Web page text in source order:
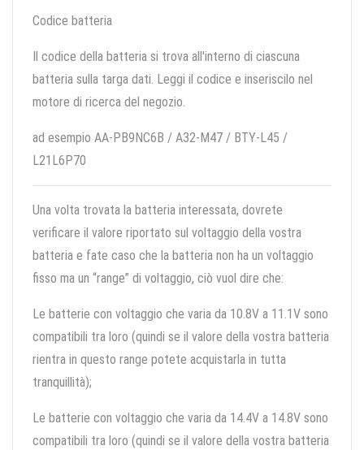
Codice batteria
Il codice della batteria si trova all'interno di ciascuna
batteria sulla targa dati. Leggi il codice e inseriscilo nel
motore di ricerca del negozio.
ad esempio AA-PB9NC6B / A32-M47 / BTY-L45 /
L21L6P70
Una volta trovata la batteria interessata, dovrete
verificare il valore riportato sul voltaggio della vostra
batteria e fate caso che la batteria non ha un voltaggio
fisso ma un “range” di voltaggio, ciò vuol dire che:
Le batterie con voltaggio che varia da 10.8V a 11.1V sono
compatibili tra loro (quindi se il valore della vostra batteria
rientra in questo range potete acquistarla in tutta
tranquillità);
Le batterie con voltaggio che varia da 14.4V a 14.8V sono
compatibili tra loro (quindi se il valore della vostra batteria